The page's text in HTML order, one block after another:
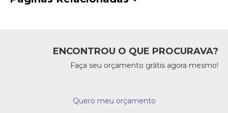
ENCONTROU O QUE PROCURAVA?
Faça seu orçamento grátis agora mesmo!
Quero meu orçamento